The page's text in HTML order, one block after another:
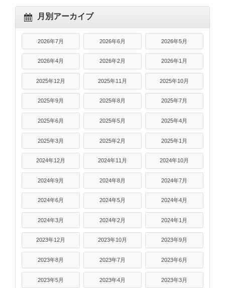
月別アーカイブ
2026年7月 2026年6月 2026年5月
2026年4月 2026年2月 2026年1月
2025年12月 2025年11月 2025年10月
2025年9月 2025年8月 2025年7月
2025年6月 2025年5月 2025年4月
2025年3月 2025年2月 2025年1月
2024年12月 2024年11月 2024年10月
2024年9月 2024年8月 2024年7月
2024年6月 2024年5月 2024年4月
2024年3月 2024年2月 2024年1月
2023年12月 2023年10月 2023年9月
2023年8月 2023年7月 2023年6月
2023年5月 2023年4月 2023年3月